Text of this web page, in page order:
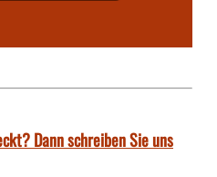
Dann schreiben Sie uns